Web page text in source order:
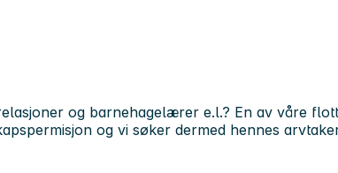
og barnehagelærer e.l.? En av våre
og vi søker dermed hennes